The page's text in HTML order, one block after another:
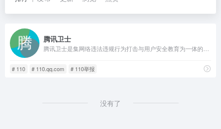
腾讯卫士
# 110 # 110.qq.com # 110举报
没有了